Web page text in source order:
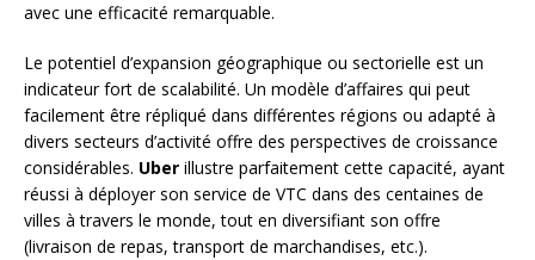
avec une efficacité remarquable.
Le potentiel d’expansion géographique ou sectorielle est un
indicateur fort de scalabilité. Un modèle d’affaires qui peut
facilement être répliqué dans différentes régions ou adapté à
divers secteurs d’activité offre des perspectives de croissance
considérables. Uber illustre parfaitement cette capacité, ayant
réussi à déployer son service de VTC dans des centaines de
villes à travers le monde, tout en diversifiant son offre
(livraison de repas, transport de marchandises, etc.).